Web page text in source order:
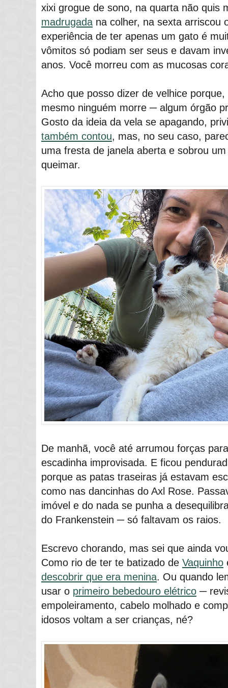
xixi grogue de sono, na quarta não quis
madrugada na colher, na sexta arriscou
experiência de ter apenas um gato é
vômitos só podiam ser seus e davam
anos. Você morreu com as mucosas
Acho que posso dizer de velhice
mesmo ninguém morre ─ algum órgão
Gosto da ideia da vela se apagando,
também contou, mas, no seu caso,
uma fresta de janela aberta e sobrou
queimar.
De manhã, você até arrumou forças
escadinha improvisada. E ficou
porque as patas traseiras já estavam
como nas dancinhas do Axl Rose.
imóvel e do nada se punha a
do Frankenstein ─ só faltavam os raios.
Escrevo chorando, mas sei que ainda
Como rio de ter te batizado de Vaquinho
descobrir que era menina. Ou quando
usar o primeiro bebedouro elétrico ─
empoleiramento, cabelo molhado e
idosos voltam a ser crianças, né?